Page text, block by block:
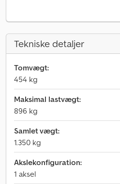
Tekniske detaljer
Tomvægt:
454 kg
Maksimal lastvægt:
896 kg
Samlet vægt:
1.350 kg
Akslekonfiguration:
1 aksel